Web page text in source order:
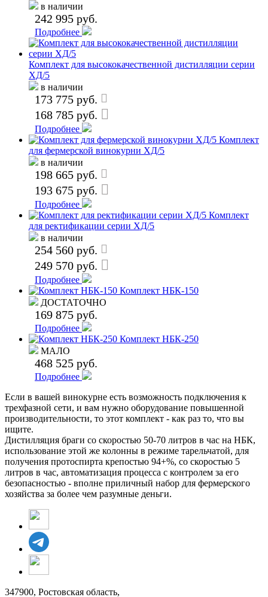
в наличии
242 995 руб.
Подробнее
Комплект для высококачественной дистилляции серии
ХД/5
в наличии
173 775 руб.
168 785 руб.
Подробнее
Комплект
для фермерской винокурни ХД/5
в наличии
198 665 руб.
193 675 руб.
Подробнее
Комплект
для ректификации серии ХД/5
в наличии
254 560 руб.
249 570 руб.
Подробнее
Комплект НБК-150
ДОСТАТОЧНО
169 875 руб.
Подробнее
Комплект НБК-250
МАЛО
468 525 руб.
Подробнее
Если в вашей винокурне есть возможность подключения к
трехфазной сети, и вам нужно оборудование повышенной
производительности, то этот комплект - как раз то, что вы
ищите.
Дистилляция браги со скоростью 50-70 литров в час на НБК,
использование этой же колонны в режиме тарельчатой, для
получения протоспирта крепостью 94+%, со скоростью 5
литров в час, автоматизация процесса с контролем за его
безопасностью - вполне приличный набор для фермерского
хозяйства за более чем разумные деньги.
347900, Ростовская область,